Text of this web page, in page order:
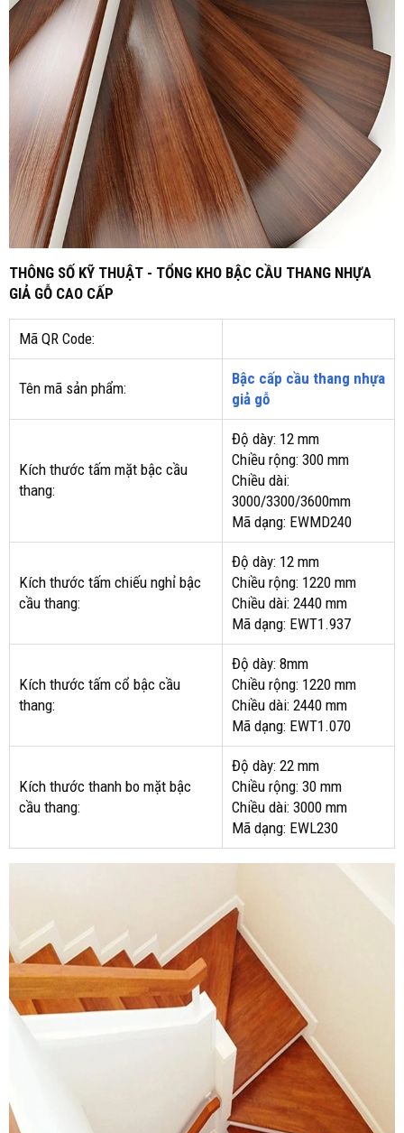
THÔNG SỐ KỸ THUẬT - TỔNG KHO BẬC CẦU THANG NHỰA
GIẢ GỖ CAO CẤP
Mã QR Code:
Tên mã sản phẩm:
Bậc cấp cầu thang nhựa
giả gỗ
Kích thước tấm mặt bậc cầu
thang:
Độ dày: 12 mm
Chiều rộng: 300 mm
Chiều dài:
3000/3300/3600mm
Mã dạng: EWMD240
Kích thước tấm chiếu nghỉ bậc
cầu thang:
Độ dày: 12 mm
Chiều rộng: 1220 mm
Chiều dài: 2440 mm
Mã dạng: EWT1.937
Kích thước tấm cổ bậc cầu
thang:
Độ dày: 8mm
Chiều rộng: 1220 mm
Chiều dài: 2440 mm
Mã dạng: EWT1.070
Kích thước thanh bo mặt bậc
cầu thang:
Độ dày: 22 mm
Chiều rộng: 30 mm
Chiều dài: 3000 mm
Mã dạng: EWL230